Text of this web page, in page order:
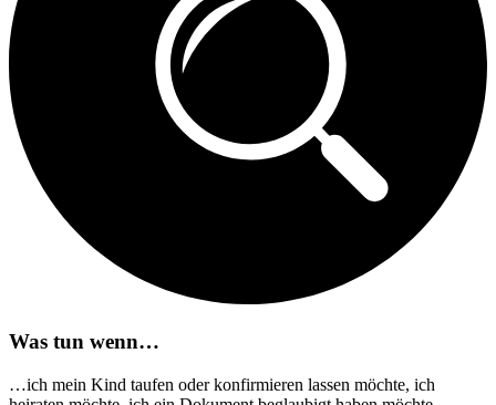
Was tun wenn…
…ich mein Kind taufen oder konfirmieren lassen möchte, ich